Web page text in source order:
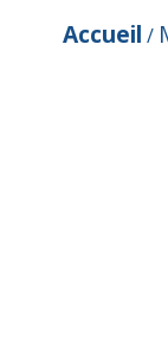
Accueil /